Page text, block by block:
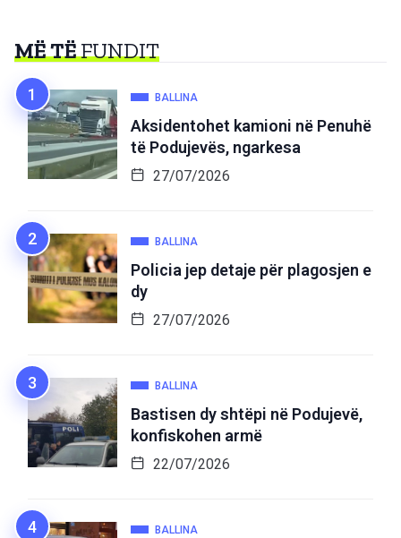
MË TËFUNDIT
BALLINA
Aksidentohet kamioni në Penuhë
të Podujevës, ngarkesa
27/07/2026
BALLINA
Policia jep detaje për plagosjen e
dy
27/07/2026
BALLINA
Bastisen dy shtëpi në Podujevë,
konfiskohen armë
22/07/2026
BALLINA